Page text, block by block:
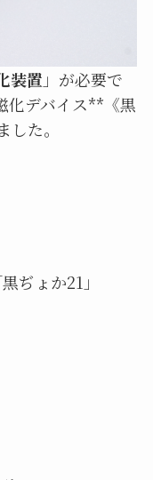
装置 」が必要で
化デバイス**《黒
た。
ぢょか21」